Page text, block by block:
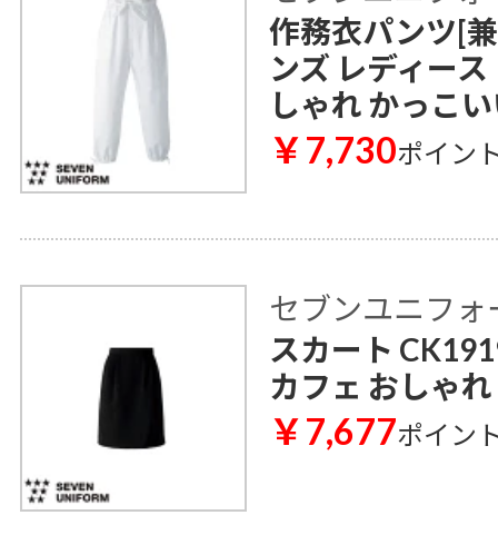
作務衣パンツ[
ンズ レディー
しゃれ かっこ
￥7,730ポイン
セブンユニフォ
スカート
カフェ おしゃ
￥7,677ポイン